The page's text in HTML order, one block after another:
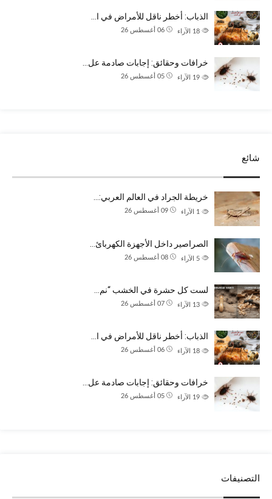
الذباب: أخطر ناقل للأمراض في ا…
06 أغسطس 26 الآراء
خرافات وحقائق: إجابات صادمة عل…
05 أغسطس 26 الآراء
شائع
خريطة الجراد في العالم العربي:…
09 أغسطس 26 الآراء
الصراصير داخل الأجهزة الكهربائ…
08 أغسطس 26 الآراء
لست كل حشرة في الخشب “نم…
07 أغسطس 26 الآراء
الذباب: أخطر ناقل للأمراض في ا…
06 أغسطس 26 الآراء
خرافات وحقائق: إجابات صادمة عل…
05 أغسطس 26 الآراء
التصنيفات